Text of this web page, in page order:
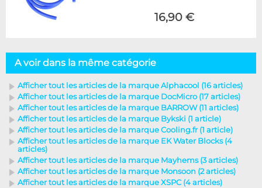
16,90 €
A voir dans la même catégorie
Afficher tout les articles de la marque Alphacool (16 articles)
Afficher tout les articles de la marque DocMicro (17 articles)
Afficher tout les articles de la marque BARROW (11 articles)
Afficher tout les articles de la marque Bykski (1 article)
Afficher tout les articles de la marque Cooling.fr (1 article)
Afficher tout les articles de la marque EK Water Blocks (4
articles)
Afficher tout les articles de la marque Mayhems (3 articles)
Afficher tout les articles de la marque Monsoon (2 articles)
Afficher tout les articles de la marque XSPC (4 articles)